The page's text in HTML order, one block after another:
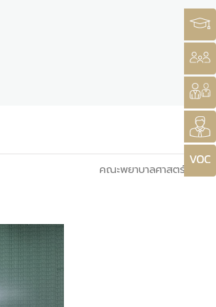
คณะพยาบาลศาสตร์